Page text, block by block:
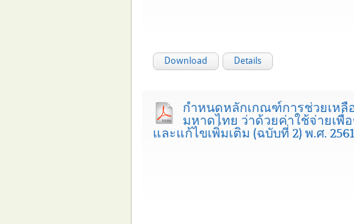
Download Details
กำหนดหลักเกณฑ์การช่วยเหลื
มหาดไทย ว่าด้วยค่าใช้จ่ายเพื่
และแก้ไขเพิ่มเติม (ฉบับที่ 2) พ.ศ.